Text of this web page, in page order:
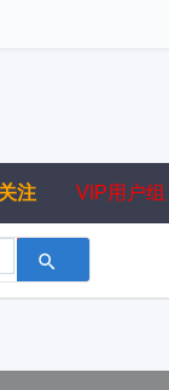
注 VIP用户组